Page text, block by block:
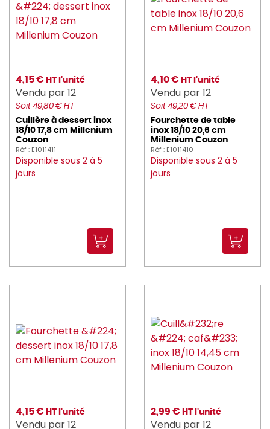
4,15 € HT l'unité
Vendu par 12
Soit 49,80 € HT
Cuillère à dessert inox
18/10 17,8 cm Millenium
Couzon
Réf : E1011411
Disponible sous 2 à 5
jours
4,10 € HT l'unité
Vendu par 12
Soit 49,20 € HT
Fourchette de table
inox 18/10 20,6 cm
Millenium Couzon
Réf : E1011410
Disponible sous 2 à 5
jours
4,15 € HT l'unité
Vendu par 12
2,99 € HT l'unité
Vendu par 12